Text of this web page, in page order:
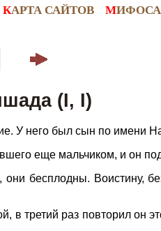
КАРТА САЙТОВ М
(I, I)
У него был сын по имени
еще мальчиком, и он
бесплодны. Воистину,
третий раз повторил он